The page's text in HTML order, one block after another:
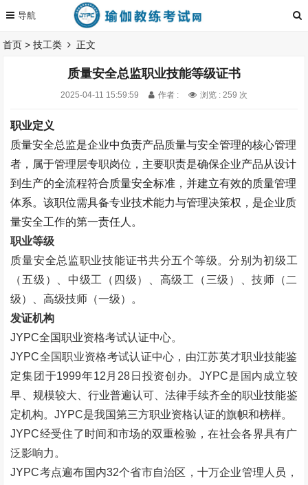
首页 >技工类 正文
质量安全总监职业技能等级证书
2025-04-11 15:59:59 作者 : 浏览 : 259 次
职业定义
质量安全总监是企业中负责产品质量与安全管理的核心管理
者，属于管理层专职岗位，主要职责是确保企业产品从设计
到生产的全流程符合质量安全标准，并建立有效的质量管理
体系。该职位需具备专业技术能力与管理决策权，是企业质
量安全工作的第一责任人。
职业等级
质量安全总监职业技能证书共分五个等级。 分别为初级工
（五级）、中级工（四级）、高级工（三级）、技师（二
级）、高级技师（一级）。
发证机构
JYPC全国职业资格考试认证中心。
JYPC全国职业资格考试认证中心，由江苏英才职业技能鉴
定集团于1999年12月28日投资创办。JYPC是国内成立较
早、规模较大、行业普遍认可、法律手续齐全的职业技能鉴
定机构。JYPC是我国第三方职业资格认证的旗帜和榜样。
JYPC经受住了时间和市场的双重检验，在社会各界具有广
泛影响力。
JYPC考点遍布国内32个省市自治区，十万企业管理人员，